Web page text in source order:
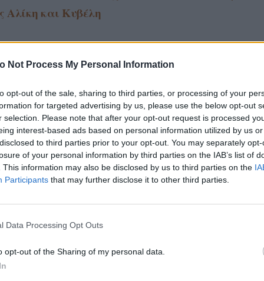
Not Process My Personal Information
opt-out of the sale, sharing to third parties, or processing of your
for targeted advertising by us, please use the below opt-out
selection. Please note that after your opt-out request is processed
interest-based ads based on personal information utilized by us
to third parties prior to your opt-out. You may separately
of your personal information by third parties on the IAB’s list of
This information may also be disclosed by us to third parties on the
Participants that may further disclose it to other third parties.
Data Processing Opt Outs
opt-out of the Sharing of my personal data.
Αλίκη και Κυβέλη
αθώωση της Κυβέλης επικρατεί το
Hotel εξαιτίας του Ρήγα
θα αισθάνεται πλέον οΡήγαςμετά την αθώωση
στο
Grand Hotel
, που έγινε εξαιτίας του, με την
της επιστολής του Γαζή στην οποία
Βέβαια τα κέρδη του για αυτή την
μεγάλα, αφού πλέον εκείνος κατέχει την
απειλές προς όλους, τόσο στον Πέτρο
του όσο και σε όλη την οικογένεια Γαζή.